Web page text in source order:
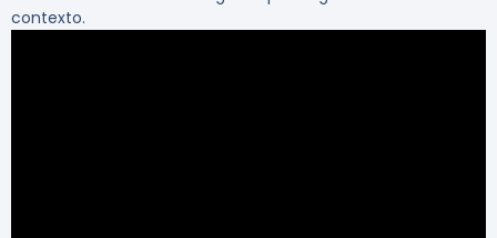
contexto.